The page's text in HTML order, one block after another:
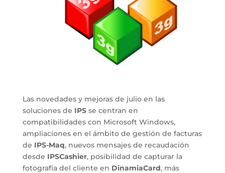
Las novedades y mejoras de julio en las
soluciones de IPSse centran en
compatibilidades con Microsoft Windows,
ampliaciones en el ámbito de gestión de facturas
de IPS-Maq, nuevos mensajes de recaudación
desde IPSCashier, posibilidad de capturar la
fotografía del cliente en DinamiaCard, más